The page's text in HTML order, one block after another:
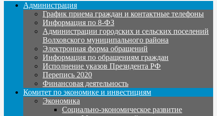
Администрация
График приема граждан и контактные телефоны
Информация по 8-ФЗ
Администрации городских и сельских поселений
Волховского муниципального района
Электронная форма обращений
Информация по обращениям граждан
Исполнение указов Президента РФ
Перепись 2020
Финансовая деятельность
Комитет по экономике и инвестициям
Экономика
Социально-экономическое развитие